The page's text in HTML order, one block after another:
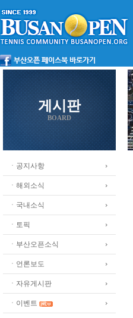
게시판
BOARD
ㆍ공지사항
ㆍ해외소식
ㆍ국내소식
ㆍ토픽
ㆍ부산오픈소식
ㆍ언론보도
ㆍ자유게시판
ㆍ이벤트